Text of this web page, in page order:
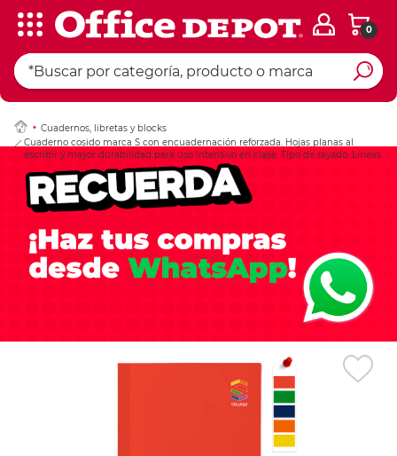
0
Cuadernos, libretas y blocks
Cuaderno cosido marca S con encuadernación reforzada. Hojas planas al
escribir y mayor durabilidad para uso intensivo en clase. Tipo de rayado: Líneas.
Ingresar Codigo